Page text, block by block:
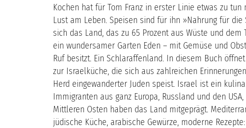
Kochen hat für Tom Franz in erster Linie etwas zu tun
Lust am Leben. Speisen sind für ihn »Nahrung für die
sich das Land, das zu 65 Prozent aus Wüste und dem
ein wundersamer Garten Eden – mit Gemüse und
Ruf besitzt. Ein Schlaraffenland. In diesem Buch
zur Israelküche, die sich aus zahlreichen
Herd eingewanderter Juden speist. Israel ist ein
Immigranten aus ganz Europa, Russland und den
Mittleren Osten haben das Land mitgeprägt.
jüdische Küche, arabische Gewürze, moderne